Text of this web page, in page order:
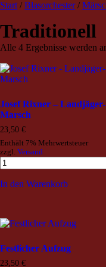
TRIO
Nowotny &
Musikverlag
Start /Blasorchester/
Traditionell
Alle 4 Ergebnisse werden
Josef Rixner – Landjäger-
Marsch
23,50 €
Enthält 7% Mehrwertsteuer
zzgl. Versand
In den Warenkorb
Festlicher Aufzug
23,50 €